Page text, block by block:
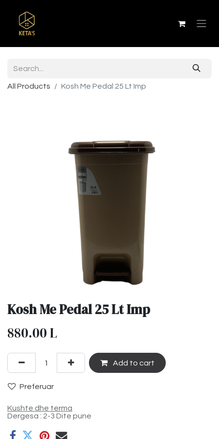
All Products Kosh Me Pedal 25 Lt Imp
Kosh Me Pedal 25 Lt Imp
880.00L
Add to cart
Preferuar
Kushte dhe terma
Dergesa : 2-3 Dite pune